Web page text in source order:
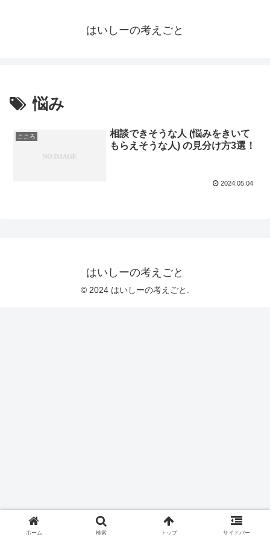
はいしーの考えごと
悩み
こころ
相談できそうな人 (悩みをきいて
もらえそうな人) の見分け方3選！
2024.05.04
はいしーの考えごと
© 2024 はいしーの考えごと.
ホーム 検索 トップ サイドバー